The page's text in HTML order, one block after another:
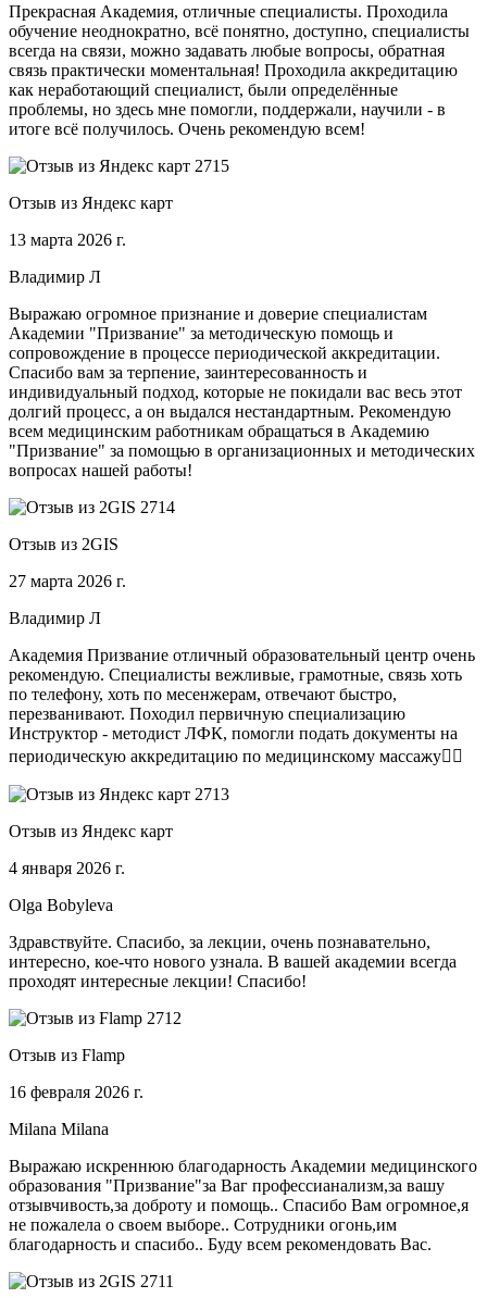
Прекрасная Академия, отличные специалисты. Проходила
обучение неоднократно, всё понятно, доступно, специалисты
всегда на связи, можно задавать любые вопросы, обратная
связь практически моментальная! Проходила аккредитацию
как неработающий специалист, были определённые
проблемы, но здесь мне помогли, поддержали, научили - в
итоге всё получилось. Очень рекомендую всем!
Отзыв из Яндекс карт
13 марта 2026 г.
Владимир Л
Выражаю огромное признание и доверие специалистам
Академии "Призвание" за методическую помощь и
сопровождение в процессе периодической аккредитации.
Спасибо вам за терпение, заинтересованность и
индивидуальный подход, которые не покидали вас весь этот
долгий процесс, а он выдался нестандартным. Рекомендую
всем медицинским работникам обращаться в Академию
"Призвание" за помощью в организационных и методических
вопросах нашей работы!
Отзыв из 2GIS
27 марта 2026 г.
Владимир Л
Академия Призвание отличный образовательный центр очень
рекомендую. Специалисты вежливые, грамотные, связь хоть
по телефону, хоть по месенжерам, отвечают быстро,
перезванивают. Походил первичную специализацию
Инструктор - методист ЛФК, помогли подать документы на
периодическую аккредитацию по медицинскому массажу🧑‍⚕️
Отзыв из Яндекс карт
4 января 2026 г.
Olga Bobyleva
Здравствуйте. Спасибо, за лекции, очень познавательно,
интересно, кое-что нового узнала. В вашей академии всегда
проходят интересные лекции! Спасибо!
Отзыв из Flamp
16 февраля 2026 г.
Milana Milana
Выражаю искреннюю благодарность Академии медицинского
образования "Призвание"за Ваг профессианализм,за вашу
отзывчивость,за доброту и помощь.. Спасибо Вам огромное,я
не пожалела о своем выборе.. Сотрудники огонь,им
благодарность и спасибо.. Буду всем рекомендовать Вас.